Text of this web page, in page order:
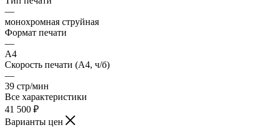
—
монохромная струйная
Формат печати
—
A4
Скорость печати (А4, ч/б)
—
39 стр/мин
Все характеристики
41 500 ₽
Варианты цен